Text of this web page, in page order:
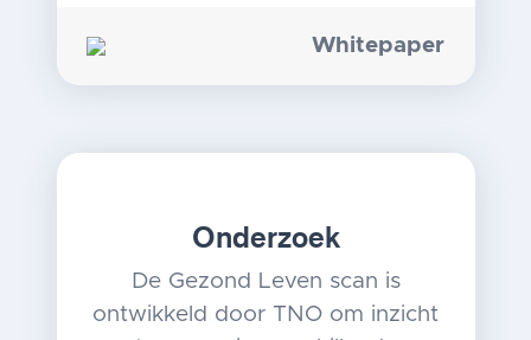
Whitepaper
Onderzoek
De Gezond Leven scan is
ontwikkeld door TNO om inzicht